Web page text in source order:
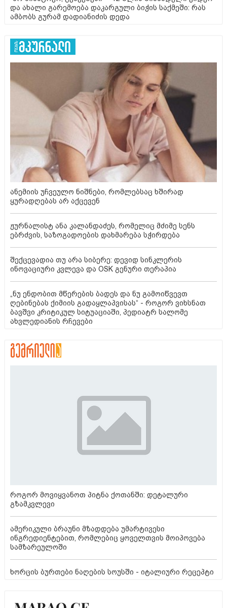
და ახალი გარემოება დაკარგული ბიჭის საქმეში: რას
ამბობს გურამ დადიანიძის დედა
ანემიის უჩვეულო ნიშნები, რომლებსაც ხშირად
ყურადღებას არ აქცევენ
ჟურნალისტ ანა კალანდაძეს, რომელიც მძიმე სენს
ებრძვის, საზოგადოების დახმარება სჭირდება
შექცევადია თუ არა სიბერე: დევიდ სინკლერის
ინოვაციური კვლევა და OSK გენური თერაპია
„ნუ ენდობით მწერების ბადეს და ნუ გამოიწვევთ
ღებინებას ქიმიის გადაყლაპვისას“ - როგორ ვიხსნათ
ბავშვი კრიტიკულ სიტუაციაში, პედიატრ სალომე
ახვლედიანის რჩევები
როგორ მოვიყვანოთ პიტნა ქოთანში: დეტალური
გზამკვლევი
ამერიკული ბრაუნი მზადდება უმარტივესი
ინგრედიენტებით, რომლებიც ყოველთვის მოიპოვება
სამზარეულოში
ხორცის ბურთები ნაღების სოუსში - იტალიური რეცეპტი